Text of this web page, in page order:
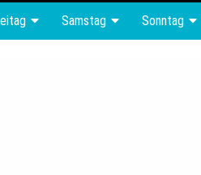
Samstag Sonntag